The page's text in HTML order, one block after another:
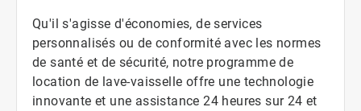
Qu'il s'agisse d'économies, de services
personnalisés ou de conformité avec les normes
de santé et de sécurité, notre programme de
location de lave-vaisselle offre une technologie
innovante et une assistance 24 heures sur 24 et